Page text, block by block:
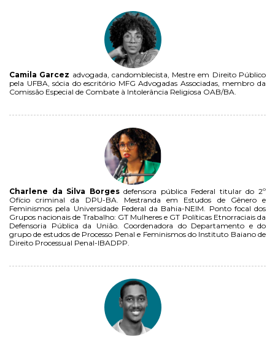
Camila Garcez advogada, candomblecista, Mestre em Direito Público
pela UFBA, sócia do escritório MFG Advogadas Associadas, membro da
Comissão Especial de Combate à Intolerância Religiosa OAB/BA.
Charlene da Silva Borgesdefensora pública Federal titular do 2º
Ofício criminal da DPU-BA. Mestranda em Estudos de Gênero e
Feminismos pela Universidade Federal da Bahia-NEIM. Ponto focal dos
Grupos nacionais de Trabalho: GT Mulheres e GT Políticas Etnorraciais da
Defensoria Pública da União. Coordenadora do Departamento e do
grupo de estudos de Processo Penal e Feminismos do Instituto Baiano de
Direito Processual Penal-IBADPP.